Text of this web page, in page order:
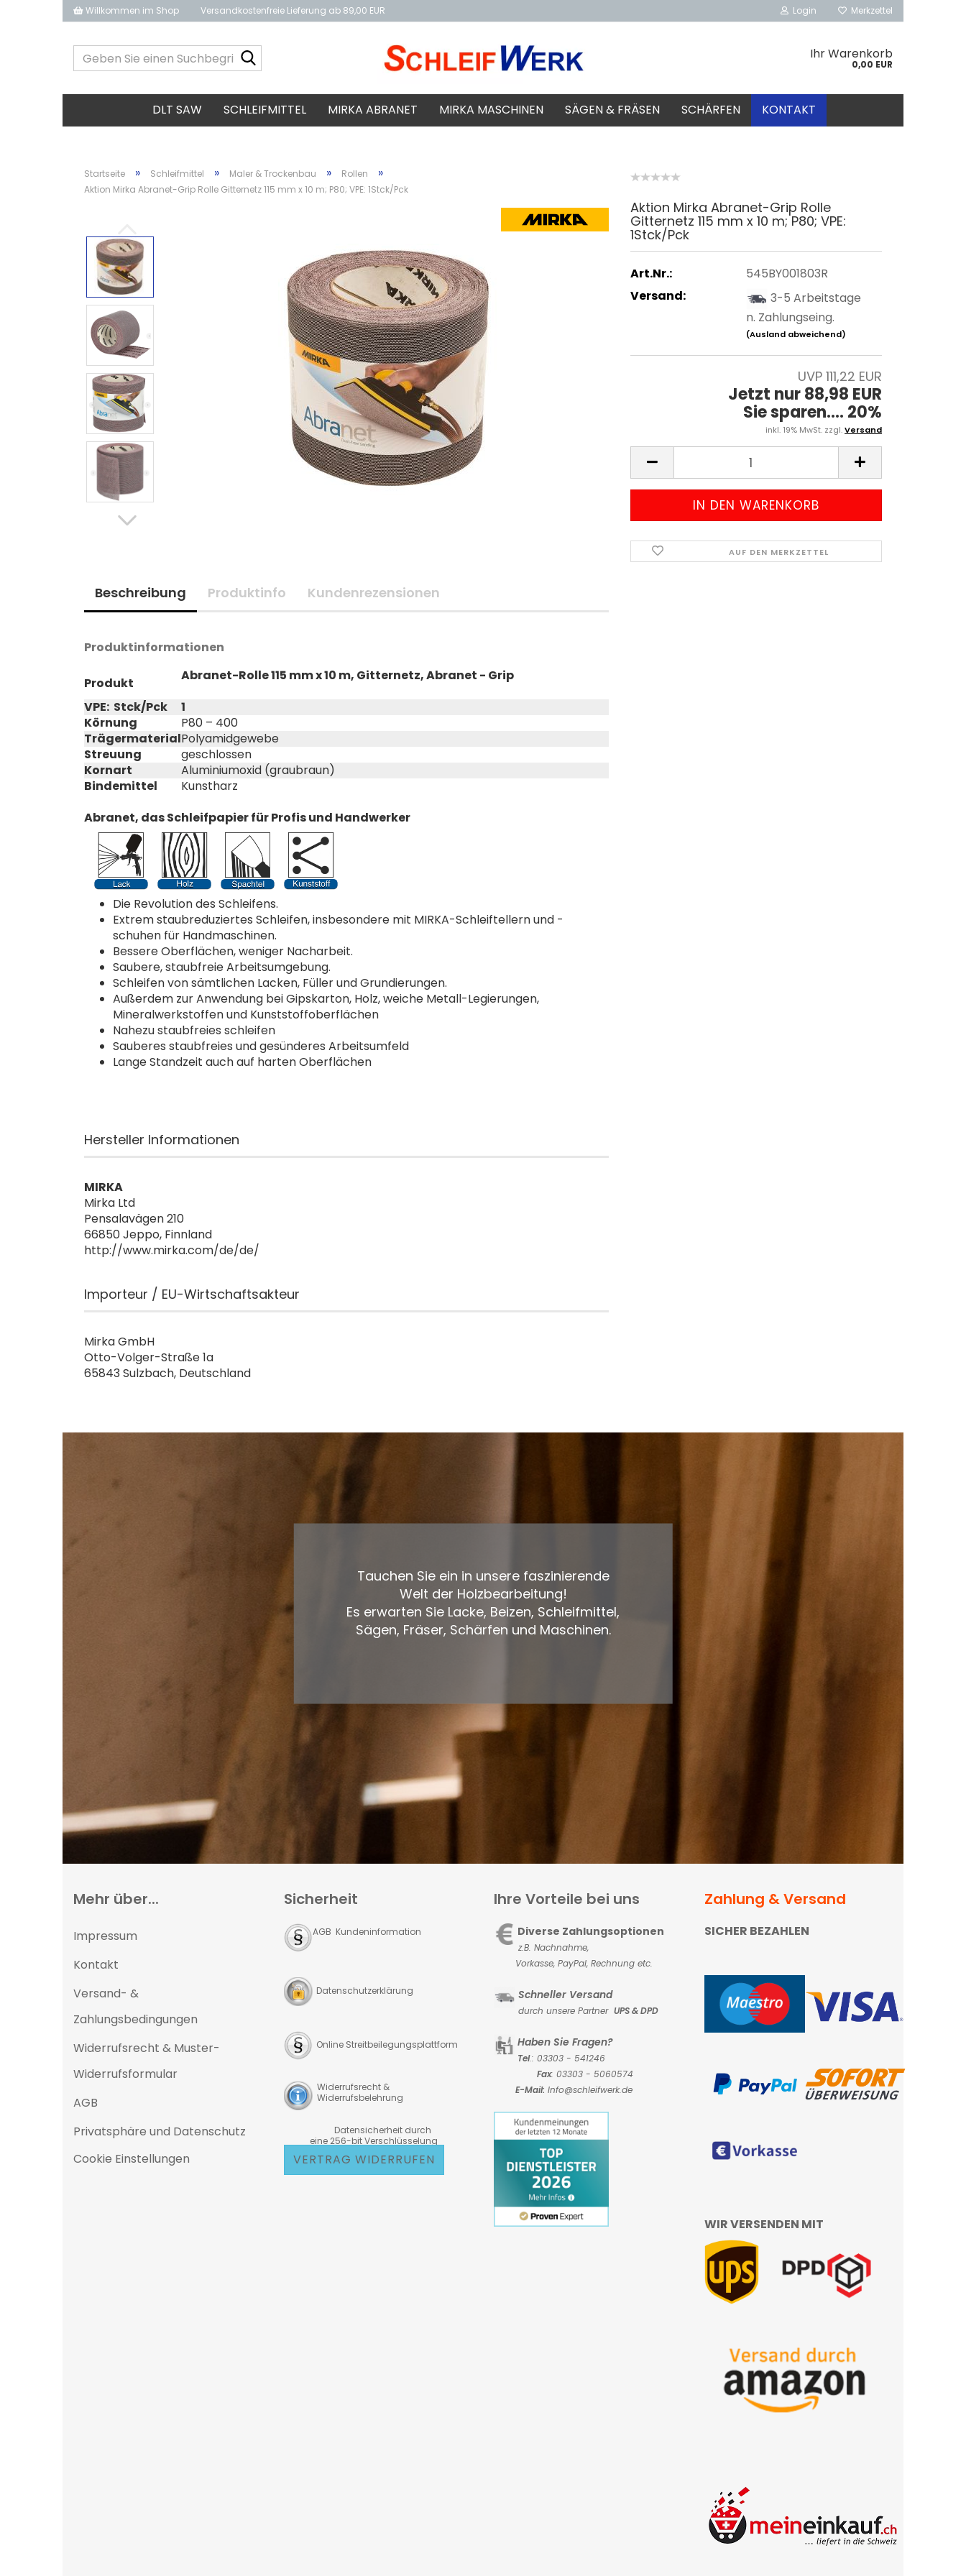
Willkommen im Shop Versandkostenfreie Lieferung ab 89,00 EUR Login Merkzettel
Sie
Suchbegriff
ein...
Ihr Warenkorb
0,00 EUR
DLT SAW SCHLEIFMITTEL MIRKA ABRANET MIRKA MASCHINEN SÄGEN & FRÄSEN SCHÄRFEN KONTAKT
Startseite » Schleifmittel » Maler & Trockenbau » Rollen »
Aktion Mirka Abranet-Grip Rolle Gitternetz 115 mm x 10 m; P80; VPE: 1Stck/Pck
Aktion Mirka Abranet-Grip Rolle
Gitternetz 115 mm x 10 m; P80; VPE:
1Stck/Pck
Art.Nr.:
545BY001803R
Versand:
3-5 Arbeitstage
n. Zahlungseing.
(Ausland abweichend)
UVP 111,22 EUR
Jetzt nur 88,98 EUR
Sie sparen.... 20%
inkl. 19% MwSt. zzgl.Versand
AUF DEN MERKZETTEL
Beschreibung Produktinfo Kundenrezensionen
Produkt Abranet-Rolle 115 mm x 10 m, Gitternetz, Abranet - Grip
Produktinformationen
VPE: Stck/Pck
1
Körnung
P80 – 400
TrägermaterialPolyamidgewebe
Streuung
geschlossen
Kornart
Aluminiumoxid (graubraun)
Bindemittel
Kunstharz
Abranet, das Schleifpapier für Profis und Handwerker
Die Revolution des Schleifens.
Extrem staubreduziertes Schleifen, insbesondere mit MIRKA-Schleiftellern und -
schuhen für Handmaschinen.
Bessere Oberflächen, weniger Nacharbeit.
Saubere, staubfreie Arbeitsumgebung.
Schleifen von sämtlichen Lacken, Füller und Grundierungen.
Außerdem zur Anwendung bei Gipskarton, Holz, weiche Metall-Legierungen,
Mineralwerkstoffen und Kunststoffoberflächen
Nahezu staubfreies schleifen
Sauberes staubfreies und gesünderes Arbeitsumfeld
Lange Standzeit auch auf harten Oberflächen
Hersteller Informationen
MIRKA
Mirka Ltd
Pensalavägen 210
66850 Jeppo, Finnland
http://www.mirka.com/de/de/
Importeur / EU-Wirtschaftsakteur
Mirka GmbH
Otto-Volger-Straße 1a
65843 Sulzbach, Deutschland
Tauchen Sie ein in unsere faszinierende
Welt der Holzbearbeitung!
Es erwarten Sie Lacke, Beizen, Schleifmittel,
Sägen, Fräser, Schärfen und Maschinen.
Mehr über...
Impressum
Kontakt
Versand- &
Zahlungsbedingungen
Widerrufsrecht & Muster-
Widerrufsformular
AGB
Privatsphäre und Datenschutz
Cookie Einstellungen
Sicherheit
AGB Kundeninformation
Datenschutzerklärung
Online Streitbeilegungsplattform
Widerrufsrecht &
Widerrufsbelehrung
Datensicherheit durch
eine 256-bit Verschlüsselung
VERTRAG WIDERRUFEN
Ihre Vorteile bei uns
Diverse Zahlungsoptionen
z.B. Nachnahme,
Vorkasse, PayPal, Rechnung etc.
Schneller Versand
durch unsere Partner UPS & DPD
Haben Sie Fragen?
Tel.: 03303 - 541246
Fax: 03303 - 5060574
E-Mail: Info@schleifwerk.de
Zahlung & Versand
SICHER BEZAHLEN
WIR VERSENDEN MIT